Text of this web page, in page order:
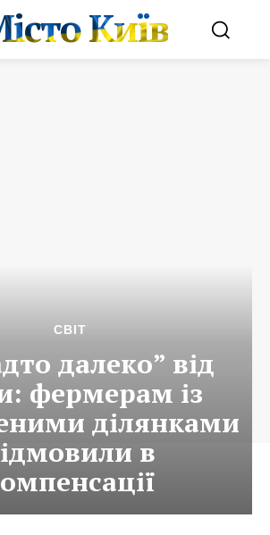
Київ
СВІТ
далеко” від
фермерам із
ділянками
в